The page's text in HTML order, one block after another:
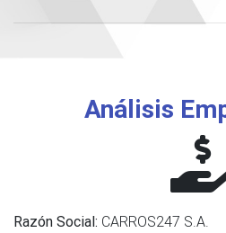
Análisis
Razón Social: CARROS247 S.A.